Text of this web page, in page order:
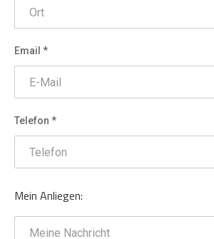
Email *
Telefon *
Mein Anliegen: